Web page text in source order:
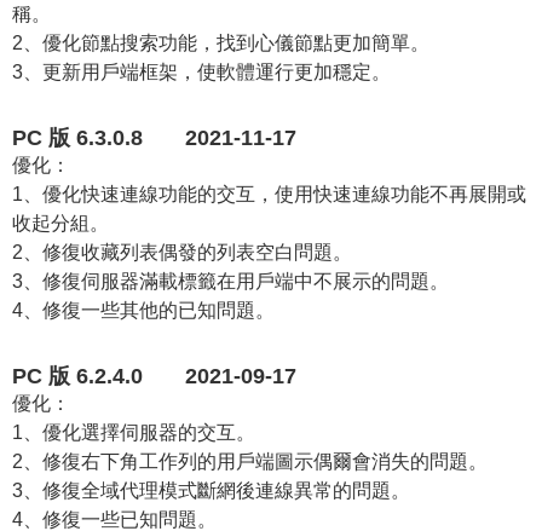
稱。
2、優化節點搜索功能，找到心儀節點更加簡單。
3、更新用戶端框架，使軟體運行更加穩定。
PC 版 6.3.0.8 2021-11-17
優化：
1、優化快速連線功能的交互，使用快速連線功能不再展開或
收起分組。
2、修復收藏列表偶發的列表空白問題。
3、修復伺服器滿載標籤在用戶端中不展示的問題。
4、修復一些其他的已知問題。
PC 版 6.2.4.0 2021-09-17
優化：
1、優化選擇伺服器的交互。
2、修復右下角工作列的用戶端圖示偶爾會消失的問題。
3、修復全域代理模式斷網後連線異常的問題。
4、修復一些已知問題。